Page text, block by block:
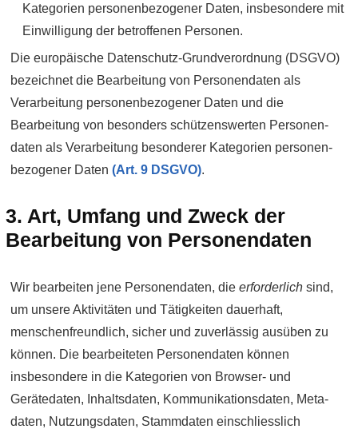
Kate­gorien personen­bezogener Daten, ins­besondere mit
Ein­willigung der betroffenen Personen.
Die europäische Daten­schutz-Grund­verordnung (DSGVO)
bezeichnet die Bearbeitung von Personen­daten als
Verarbeitung personen­bezogener Daten und die
Bearbeitung von besonders schützenswerten Personen­
daten als Verarbeitung besonderer Kategorien personen­
bezogener Daten (Art. 9 DSGVO).
3. Art, Umfang und Zweck der
Bearbeitung von Personen­daten
Wir bearbeiten jene Personen­daten, die erforderlich sind,
um unsere Aktivitäten und Tätig­keiten dauerhaft,
menschen­freundlich, sicher und zuverlässig ausüben zu
können. Die bearbeiteten Personen­daten können
insbesondere in die Kategorien von Browser- und
Gerätedaten, Inhalts­daten, Kommuni­kations­daten, Meta­
daten, Nutzungs­daten, Stamm­daten einschliesslich